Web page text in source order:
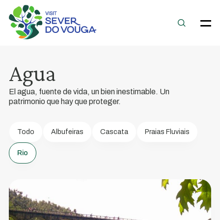
Agua
El agua, fuente de vida, un bien inestimable. Un
patrimonio que hay que proteger.
Todo Albufeiras Cascata Praias Fluviais
Rio
Rio
Vouga
ríos
han
sido
de
la